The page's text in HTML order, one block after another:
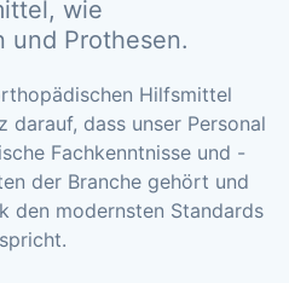
wie
und Prothesen.
Hilfsmittel
dass unser Personal
Fachkenntnisse und -
der Branche gehört und
den modernsten Standards